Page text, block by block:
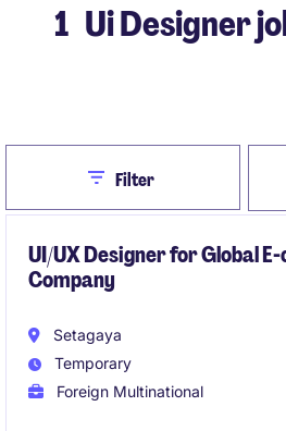
1 Ui Designer
CloseFilter
UI/UX Designer for Global
Company
Setagaya
Temporary
Foreign Multinational